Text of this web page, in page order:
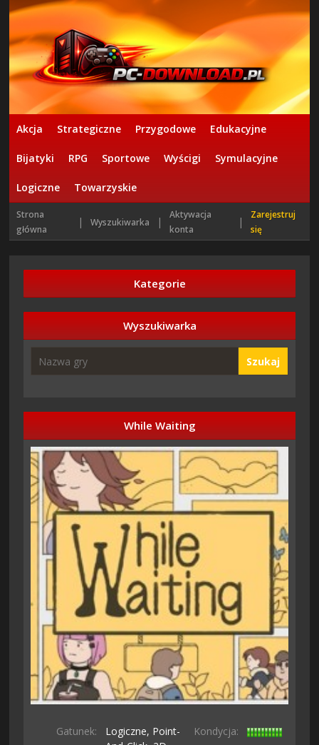
Akcja Strategiczne Przygodowe Edukacyjne
Bijatyki RPG Sportowe Wyścigi Symulacyjne
Logiczne Towarzyskie
Strona
główna
| Wyszukiwarka |
Aktywacja
konta
|
Zarejestruj
się
Kategorie
Wyszukiwarka
Szukaj
While Waiting
Gatunek: Logiczne, Point-
Kondycja: